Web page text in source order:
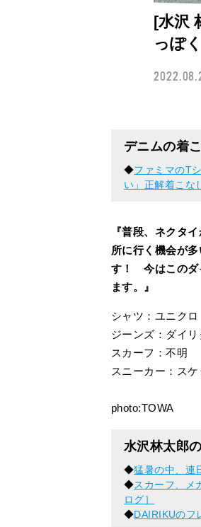
[水沢
っぽ
デニムの着
◆ファミマのT
い」正解着こな
『普段、ネクタ
所に行く機会が
す！ 今はこのダ
ます。』
シャツ：ユニクロ
ジーンズ：ダイリ
スカーフ：不明
スニーカー：ス
photo:TOWA
水沢林太郎
◆猛暑の中、連
◆スカーフ、メ
ログ］
◆DAIRIKUのフ